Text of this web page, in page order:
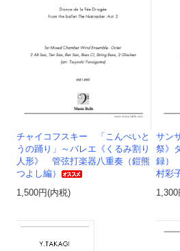
チャイコフスキー 「こんぺいと
うの踊り」～バレエ《くるみ割り
人形》 管弦打楽器八重奏（鎧熊
つよし編）
1,500円(内税)
サン
祭》
録）
村彩